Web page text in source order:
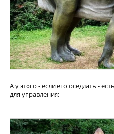
А у этого - если его оседлать -
для управления: